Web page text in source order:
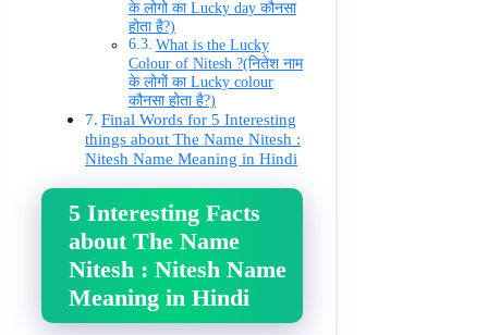
के लोगो का Lucky day कौनसा
होता है?)
What is the Lucky
Colour of Nitesh ?(नितेश नाम
के लोगों का Lucky colour
कौनसा होता है?)
Final Words for 5 Interesting
things about The Name Nitesh :
Nitesh Name Meaning in Hindi
5 Interesting Facts
about The Name
Nitesh : Nitesh Name
Meaning in Hindi